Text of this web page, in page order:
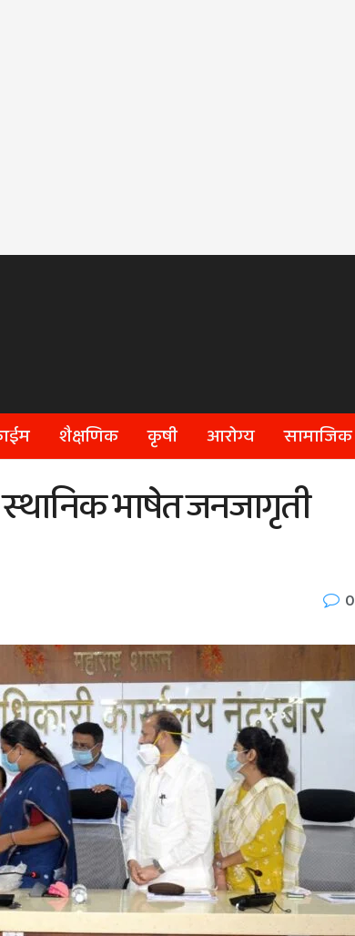
शैक्षणिक कृषी आरोग्य सामाजिक
भाषेत जनजागृती
0